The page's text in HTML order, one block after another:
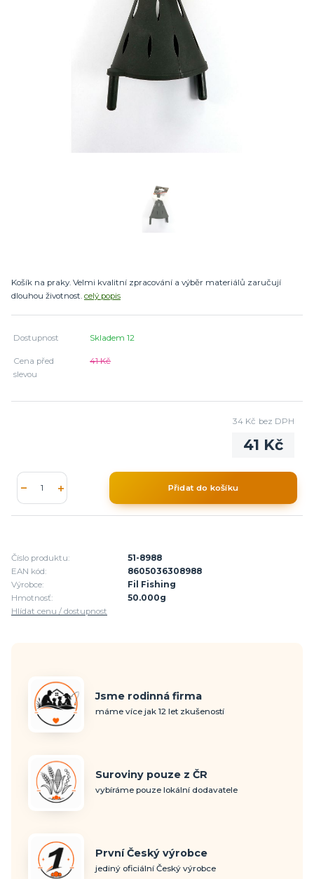
Košík na praky. Velmi kvalitní zpracování a výběr materiálů zaručují
dlouhou životnost. celý popis
Dostupnost Skladem 12
Cena před
slevou
41 Kč
41 Kč
34 Kč bez DPH
Přidat do košíku
Číslo produktu:
51-8988
EAN kód:
8605036308988
Výrobce:
Fil Fishing
Hmotnosť:
50.000g
Hlídat cenu / dostupnost
Jsme rodinná firma
máme více jak 12 let zkušeností
Suroviny pouze z ČR
vybíráme pouze lokální dodavatele
První Český výrobce
jediný oficiální Český výrobce